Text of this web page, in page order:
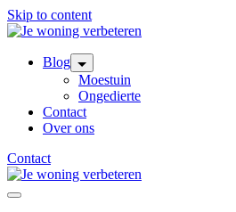
Skip to content
Blog
Moestuin
Ongedierte
Contact
Over ons
Contact